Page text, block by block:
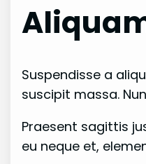
Suspendisse a
suscipit massa.
Praesent sagittis
eu neque et,